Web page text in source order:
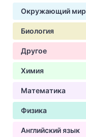
Окружающий мир
Биология
Другое
Химия
Математика
Физика
Английский язык